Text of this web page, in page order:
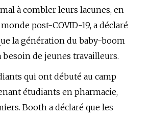
à combler leurs lacunes, en
post-COVID-19, a déclaré
la génération du baby-boom
de jeunes travailleurs.
qui ont débuté au camp
étudiants en pharmacie,
Booth a déclaré que les